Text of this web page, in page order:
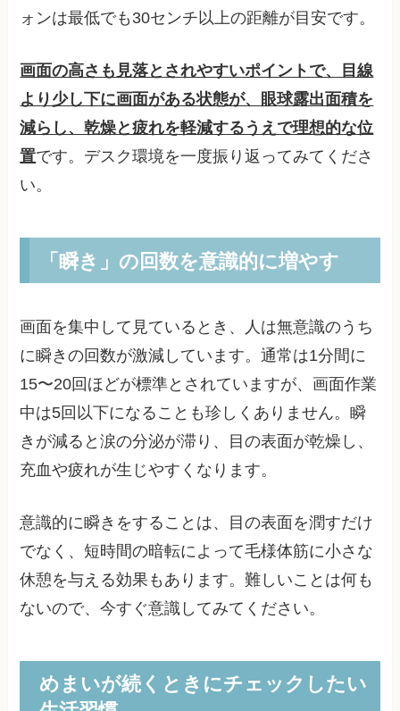
ォンは最低でも30センチ以上の距離が目安です。
画面の高さも見落とされやすいポイントで、目線
より少し下に画面がある状態が、眼球露出面積を
減らし、乾燥と疲れを軽減するうえで理想的な位
置です。デスク環境を一度振り返ってみてくださ
い。
「瞬き」の回数を意識的に増やす
画面を集中して見ているとき、人は無意識のうち
に瞬きの回数が激減しています。通常は1分間に
15〜20回ほどが標準とされていますが、画面作業
中は5回以下になることも珍しくありません。瞬
きが減ると涙の分泌が滞り、目の表面が乾燥し、
充血や疲れが生じやすくなります。
意識的に瞬きをすることは、目の表面を潤すだけ
でなく、短時間の暗転によって毛様体筋に小さな
休憩を与える効果もあります。難しいことは何も
ないので、今すぐ意識してみてください。
めまいが続くときにチェックしたい